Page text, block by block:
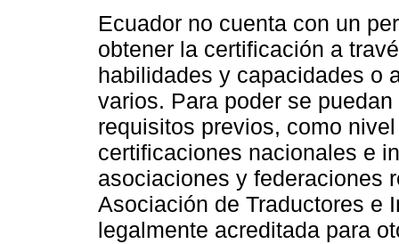
Ecuador no cuenta con un
obtener la certificación a
habilidades y capacidades o
varios. Para poder se
requisitos previos, como
certificaciones nacionales e
asociaciones y federaciones
Asociación de Traductores e
legalmente acreditada para